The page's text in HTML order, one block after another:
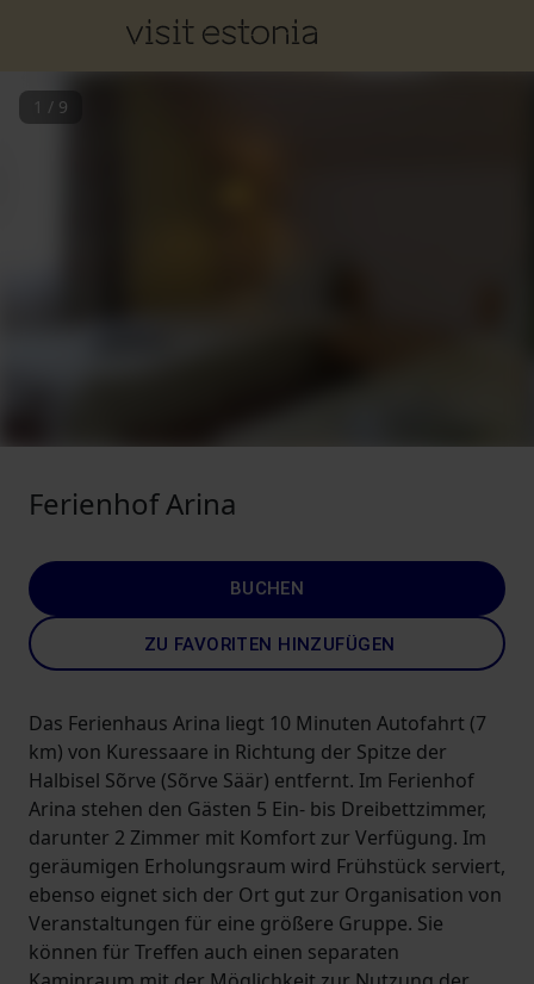
1 / 9
Ferienhof Arina
BUCHEN
ZU FAVORITEN HINZUFÜGEN
Das Ferienhaus Arina liegt 10 Minuten Autofahrt (7
km) von Kuressaare in Richtung der Spitze der
Halbisel Sõrve (Sõrve Säär) entfernt. Im Ferienhof
Arina stehen den Gästen 5 Ein- bis Dreibettzimmer,
darunter 2 Zimmer mit Komfort zur Verfügung. Im
geräumigen Erholungsraum wird Frühstück serviert,
ebenso eignet sich der Ort gut zur Organisation von
Veranstaltungen für eine größere Gruppe. Sie
können für Treffen auch einen separaten